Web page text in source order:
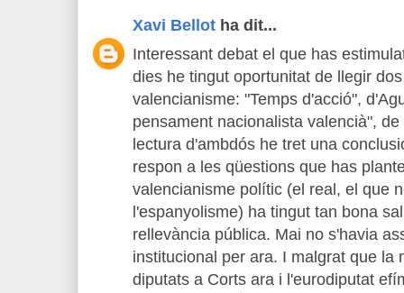
Xavi Bellot ha dit...
Interessant debat el que has
dies he tingut oportunitat de llegir
valencianisme: "Temps d'acció",
pensament nacionalista valencià",
lectura d'ambdós he tret una
respon a les qüestions que has
valencianisme polític (el real, el que
l'espanyolisme) ha tingut tan bona
rellevància pública. Mai no s'havia
institucional per ara. I malgrat que la
diputats a Corts ara i l'eurodiputat